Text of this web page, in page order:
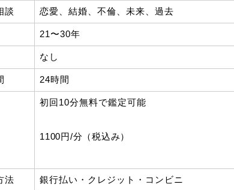
談 恋愛、結婚、不倫、未来、過去
21〜30年
なし
24時間
初回10分無料で鑑定可能
1100円/分（税込み）
法 銀行払い・クレジット・コンビニ